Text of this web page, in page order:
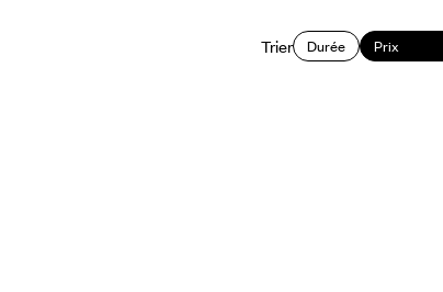
Trier Durée Prix